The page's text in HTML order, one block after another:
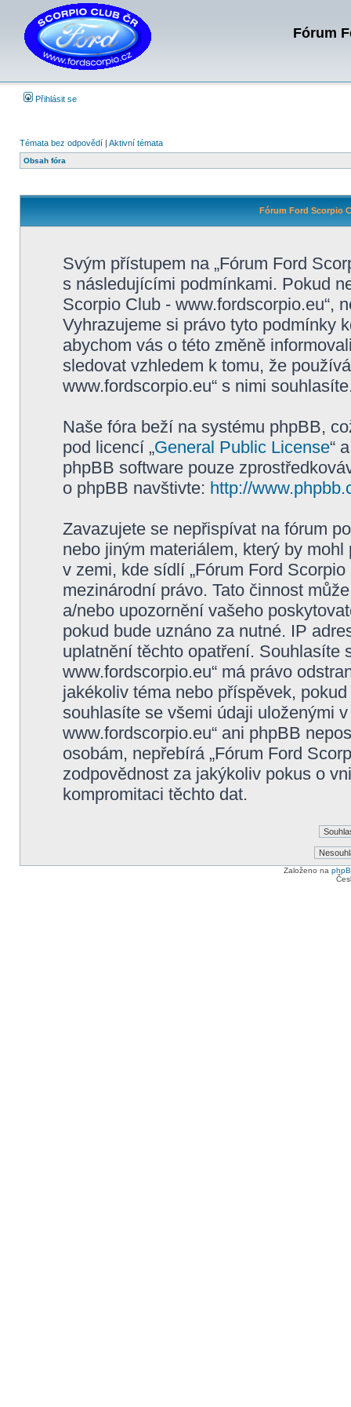
Fórum
Přihlásit se
Témata bez odpovědí | Aktivní témata
Obsah fóra
Fórum Ford Scorpio
Svým přístupem na „Fórum Ford
s následujícími podmínkami. Pokud
Scorpio Club - www.fordscorpio.eu“,
Vyhrazujeme si právo tyto podmínky
abychom vás o této změně
sledovat vzhledem k tomu, že
www.fordscorpio.eu“ s nimi
Naše fóra beží na systému phpBB,
pod licencí „General Public License“
phpBB software pouze
o phpBB navštivte: http://
Zavazujete se nepřispívat na fórum
nebo jiným materiálem, který by
v zemi, kde sídlí „Fórum Ford
mezinárodní právo. Tato činnost
a/nebo upozornění vašeho
pokud bude uznáno za nutné. IP
uplatnění těchto opatření. Souhlasíte
www.fordscorpio.eu“ má právo
jakékoliv téma nebo příspěvek,
souhlasíte se všemi údaji uloženými
www.fordscorpio.eu“ ani phpBB
osobám, nepřebírá „Fórum Ford
zodpovědnost za jakýkoliv pokus o
kompromitaci těchto dat.
Založeno na